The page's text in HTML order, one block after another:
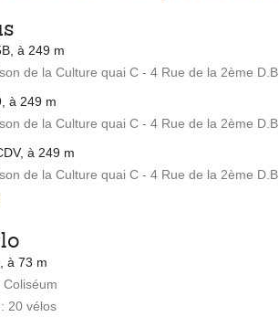
à 249 m
de la Culture quai C - 4 Rue de la 2ème D.B
à 249 m
de la Culture quai C - 4 Rue de la 2ème D.B
à 249 m
de la Culture quai C - 4 Rue de la 2ème D.B
à 73 m
Coliséum
20 vélos